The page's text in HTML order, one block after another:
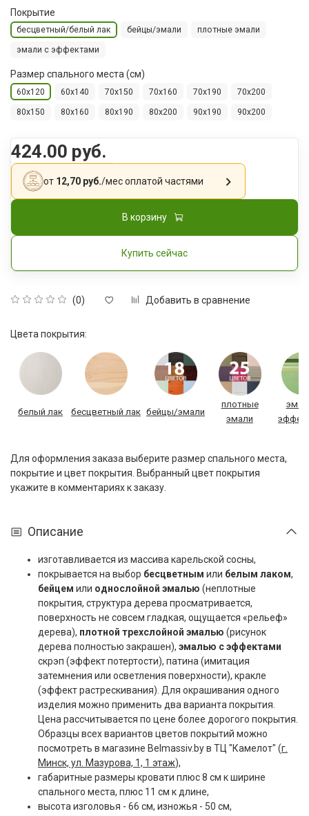
(0) Добавить в сравнение
Покрытие
бесцветный/белый лак бейцы/эмали плотные эмали
эмали с эффектами
Размер спального места (см)
60x120 60x140 70x150 70x160 70x190 70x200
80x150 80x160 80x190 80x200 90x190 90x200
424.00 руб.
от 12,70 руб./месоплатой частями
В корзину
Купить сейчас
Цвета покрытия:
белый лак бесцветный лак бейцы/эмали
плотные
эмали
Для оформления заказа выберите размер спального места,
покрытие и цвет покрытия. Выбранный цвет покрытия
укажите в комментариях к заказу.
Описание
изготавливается из массива карельской сосны,
покрывается на выбор бесцветным или белым лаком,
бейцем или однослойной эмалью (неплотные
покрытия, структура дерева просматривается,
поверхность не совсем гладкая, ощущается «рельеф»
дерева), плотной трехслойной эмалью (рисунок
дерева полностью закрашен), эмалью с эффектами
скрэп (эффект потертости), патина (имитация
затемнения или осветления поверхности), кракле
(эффект растрескивания). Для окрашивания одного
изделия можно применить два варианта покрытия.
Цена рассчитывается по цене более дорогого покрытия.
Образцы всех вариантов цветов покрытий можно
посмотреть в магазине Belmassiv.by в ТЦ "Камелот" (г.
Минск, ул. Мазурова, 1, 1 этаж),
габаритные размеры кровати плюс 8 см к ширине
спального места, плюс 11 см к длине,
высота изголовья - 66 см, изножья - 50 см,